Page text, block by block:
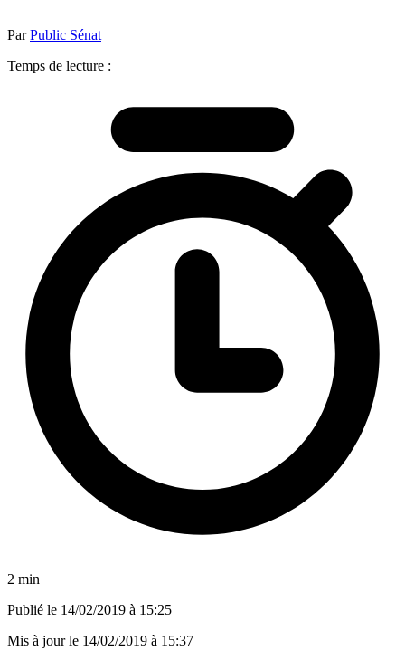
ParPublic Sénat
Temps de lecture :
2 min
Publié le 14/02/2019 à 15:25
Mis à jour le 14/02/2019 à 15:37